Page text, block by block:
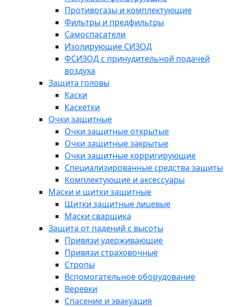
Противогазы и комплектующие
Фильтры и предфильтры
Самоспасатели
Изолирующие СИЗОД
ФСИЗОД с принудительной подачей
воздуха
Защита головы
Каски
Каскетки
Очки защитные
Очки защитные открытые
Очки защитные закрытые
Очки защитные корригирующие
Специализированные средства защиты
Комплектующие и аксессуары
Маски и щитки защитные
Щитки защитные лицевые
Маски сварщика
Защита от падений с высоты
Привязи удерживающие
Привязи страховочные
Стропы
Вспомогательное оборудование
Веревки
Спасение и эвакуация